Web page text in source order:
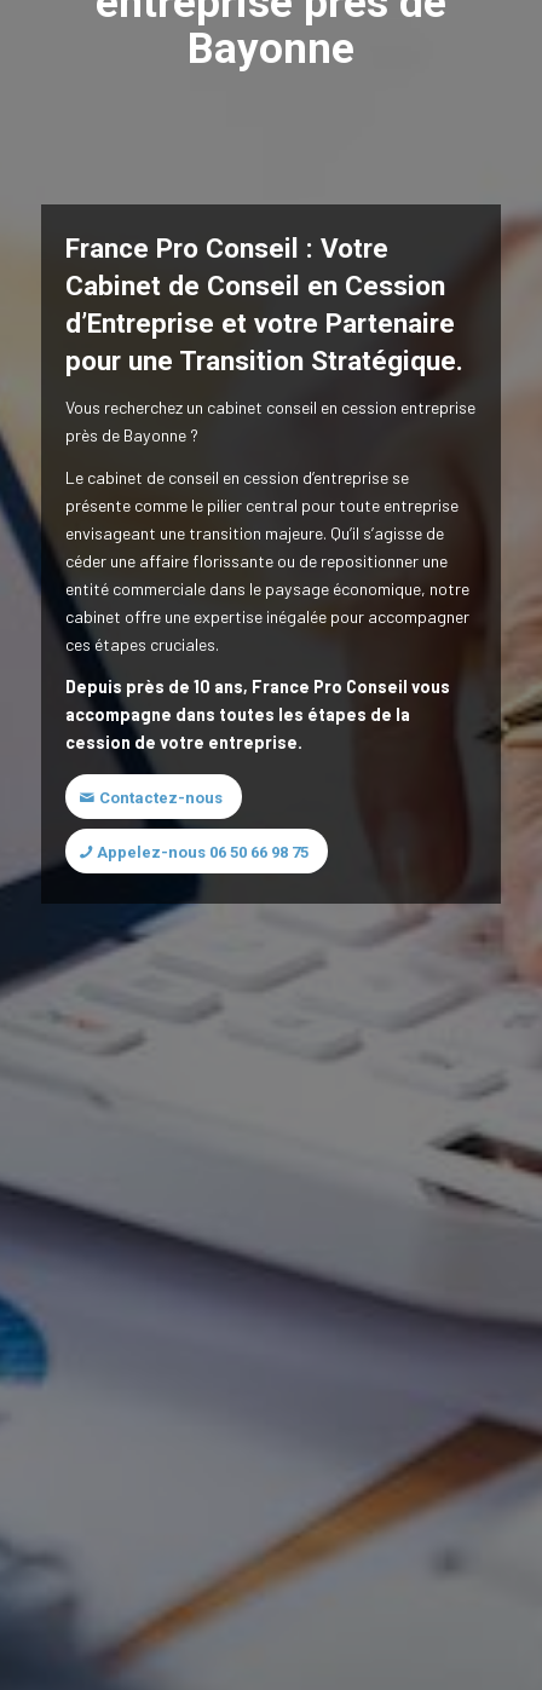
Bayonne
France Pro Conseil : Votre
Cabinet de Conseil en Cession
d’Entreprise et votre Partenaire
pour une Transition Stratégique.
Vous recherchez un cabinet conseil en cession entreprise
près de Bayonne ?
Le cabinet de conseil en cession d’entreprise se
présente comme le pilier central pour toute entreprise
envisageant une transition majeure. Qu’il s’agisse de
céder une affaire florissante ou de repositionner une
entité commerciale dans le paysage économique, notre
cabinet offre une expertise inégalée pour accompagner
ces étapes cruciales.
Depuis près de 10 ans, France Pro Conseil vous
accompagne dans toutes les étapes de la
cession de votre entreprise.
Contactez-nous
Appelez-nous 06 50 66 98 75